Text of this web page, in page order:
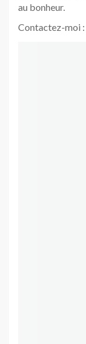
au bonheur.
Contactez-moi :